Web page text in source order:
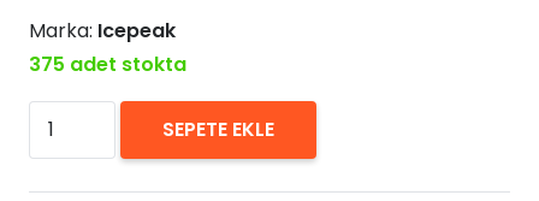
Marka: Icepeak
375 adet stokta
Icepeak
SF12
SEPETE EKLE